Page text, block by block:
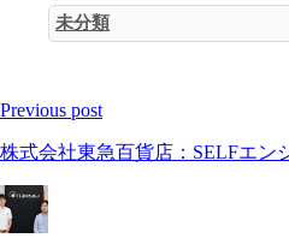
未分類
Previous post
株式会社東急百貨店：SELFエン